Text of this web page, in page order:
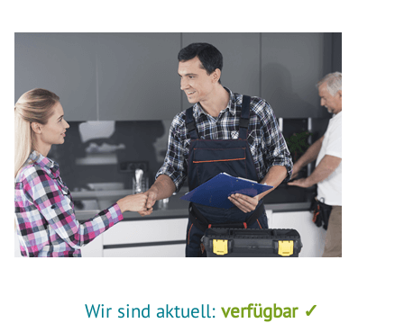
Wir sind aktuell: verfügbar ✓